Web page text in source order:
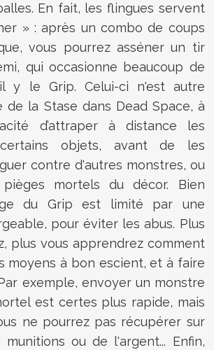
En fait, les flingues servent
» : après un combo de coups
vous pourrez asséner un tir
qui occasionne beaucoup de
y le Grip. Celui-ci n'est autre
de la Stase dans Dead Space, à
d’attraper à distance les
objets, avant de les
contre d'autres monstres, ou
mortels du décor. Bien
du Grip est limité par une
pour éviter les abus. Plus
plus vous apprendrez comment
moyens à bon escient, et à faire
exemple, envoyer un monstre
est certes plus rapide, mais
ne pourrez pas récupérer sur
ou de l'argent... Enfin,